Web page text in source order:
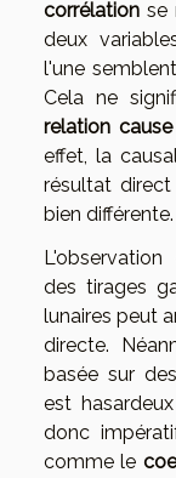
corrélation se
deux
l'une
Cela ne
relation
effet, la
résultat
bien différente.
L'observation
des tirages
lunaires peut
directe.
basée sur des
est
donc
comme le